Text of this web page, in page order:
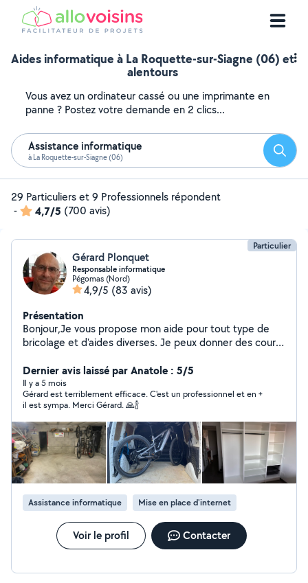
Aides informatique à La Roquette-sur-Siagne (06) et
alentours
Vous avez un ordinateur cassé ou une imprimante en
panne ? Postez votre demande en 2 clics...
Assistance informatique
à La Roquette-sur-Siagne (06)
29 Particuliers et 9 Professionnels répondent
-
4,7/5 (700 avis)
Particulier
Gérard Plonquet
Responsable informatique
Pégomas (Nord)
4,9/5 (83 avis)
Présentation
Bonjour,Je vous propose mon aide pour tout type de
bricolage et d'aides diverses. Je peux donner des cours
dépannages et récupérer des données. Cordialement
Dernier avis laissé par Anatole : 5/5
Il y a 5 mois
Gérard est terriblement efficace. C'est un professionnel et en +
il est sympa. Merci Gérard. 🙏🍾
Assistance informatique Mise en place d'internet
Voir le profil Contacter